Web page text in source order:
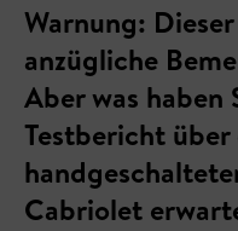
Warnung:
anzügliche
Aber was haben
Testbericht über
Cabriolet